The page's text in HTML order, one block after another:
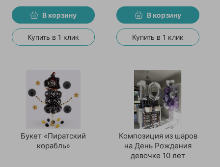
В корзину
Купить в 1 клик
В корзину
Купить в 1 клик
Букет «Пиратский
корабль»
Композиция из шаров
на День Рождения
девочке 10 лет